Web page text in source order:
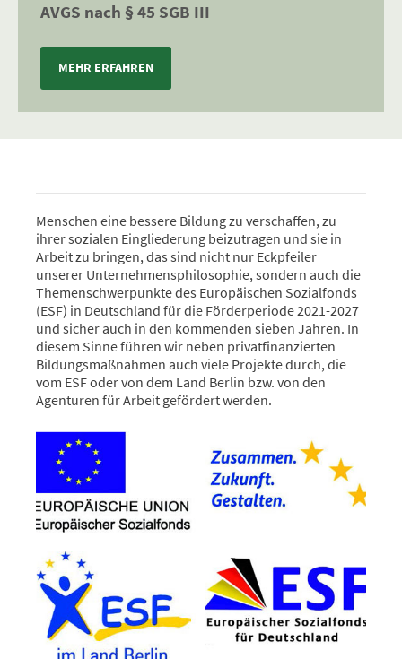
AVGS nach § 45 SGB III
MEHR ERFAHREN
Menschen eine bessere Bildung zu verschaffen, zu
ihrer sozialen Eingliederung beizutragen und sie in
Arbeit zu bringen, das sind nicht nur Eckpfeiler
unserer Unternehmensphilosophie, sondern auch die
Themenschwerpunkte des Europäischen Sozialfonds
(ESF) in Deutschland für die Förderperiode 2021-2027
und sicher auch in den kommenden sieben Jahren. In
diesem Sinne führen wir neben privatfinanzierten
Bildungsmaßnahmen auch viele Projekte durch, die
vom ESF oder von dem Land Berlin bzw. von den
Agenturen für Arbeit gefördert werden.